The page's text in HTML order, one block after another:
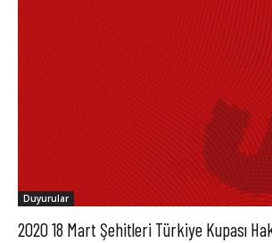
Duyurular
2020 18 Mart Şehitleri Türkiye Kupası